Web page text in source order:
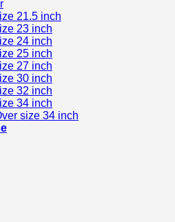
21.5 inch
23 inch
24 inch
25 inch
27 inch
30 inch
32 inch
34 inch
size 34 inch